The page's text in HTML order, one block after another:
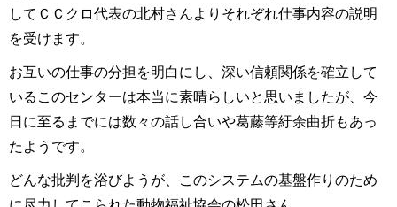
してＣＣクロ代表の北村さんよりそれぞれ仕事内容の説明
を受けます。
お互いの仕事の分担を明白にし、深い信頼関係を確立して
いるこのセンターは本当に素晴らしいと思いましたが、今
日に至るまでには数々の話し合いや葛藤等紆余曲折もあっ
たようです。
どんな批判を浴びようが、このシステムの基盤作りのため